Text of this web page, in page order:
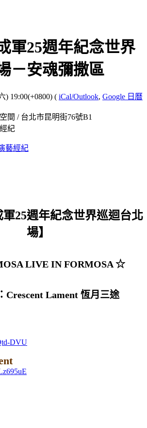
軍25週年紀念世界
－安魂彌撒區
) 19:00(+0800) ( iCal/Outlook, Google 日曆
間 / 台北市昆明街76號B1
紀
藝經紀
軍25週年紀念世界巡迴台北
場】
LIVE IN FORMOSA ☆
Crescent Lament 恆月三途
DVU